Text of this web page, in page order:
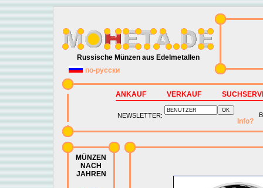
Russische Münzen aus Edelmetallen
по-русски
ANKAUF VERKAUF
NEWSLETTER:
Info?
MÜNZEN
NACH
JAHREN